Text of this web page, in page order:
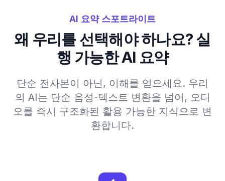
AI 요약 스포트라이트
왜 우리를 선택해야 하나요? 실
행 가능한 AI 요약
단순 전사본이 아닌, 이해를 얻으세요. 우리
의 AI는 단순 음성-텍스트 변환을 넘어, 오디
오를 즉시 구조화된 활용 가능한 지식으로 변
환합니다.